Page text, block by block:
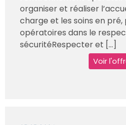
organiser et réaliser
charge et les soins en
opératoires dans le
sécuritéRespecter et [...]
Voir